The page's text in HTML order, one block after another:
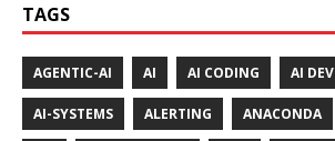
TAGS
AGENTIC-AI AI AI CODING AI DEV
AI-SYSTEMS ALERTING ANACONDA